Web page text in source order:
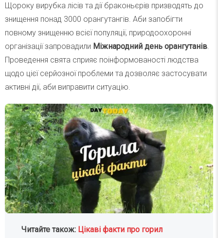
Щороку вирубка лісів та дії браконьєрів призводять до
знищення понад 3000 орангутангів. Аби запобігти
повному знищенню всієї популяції, природоохоронні
організації запровадили Міжнародний день орангутанів.
Проведення свята сприяє поінформованості людства
щодо цієї серйозної проблеми та дозволяє застосувати
активні дії, аби виправити ситуацію.
Читайте також: Цікаві факти про горил